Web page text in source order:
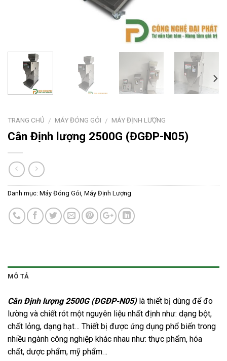
TRANG CHỦ / MÁY ĐÓNG GÓI / MÁY ĐỊNH LƯỢNG
Cân Định lượng 2500G (ĐGĐP-N05)
Danh mục: Máy Đóng Gói, Máy Định Lượng
MÔ TẢ
Cân Định lượng 2500G (ĐGĐP-N05) là thiết bị dùng để đo
lường và chiết rót một nguyên liệu nhất định như: dạng bột,
chất lỏng, dạng hạt… Thiết bị được ứng dụng phổ biến trong
nhiều ngành công nghiệp khác nhau như: thực phẩm, hóa
chất, dược phẩm, mỹ phẩm…